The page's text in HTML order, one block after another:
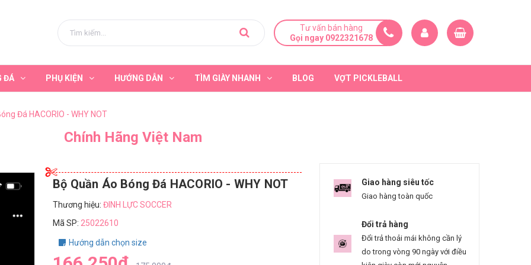
Tư vấn bán hàng
Gọi ngay 0922321678
ĐÁ PHỤ KIỆN HƯỚNG DẪN TÌM GIÀY NHANH BLOG VỢT PICKLEBALL
Đá HACORIO - WHY NOT
Chính Hãng Việt Nam
Bộ Quần Áo Bóng Đá HACORIO - WHY NOT
Thương hiệu: ĐINH LỰC SOCCER
Mã SP: 25022610
Hướng dẫn chọn size
Giao hàng siêu tốc
Giao hàng toàn quốc
Đổi trả hàng
Đổi trả thoải mái không cần lý
do trong vòng 90 ngày với điều